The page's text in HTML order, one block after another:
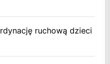
ruchową dzieci